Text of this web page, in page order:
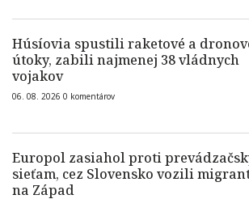
Húsíovia spustili raketové a
útoky, zabili najmenej 38 vládnych
vojakov
06. 08. 2026 0 komentárov
Europol zasiahol proti
sieťam, cez Slovensko vozili
na Západ